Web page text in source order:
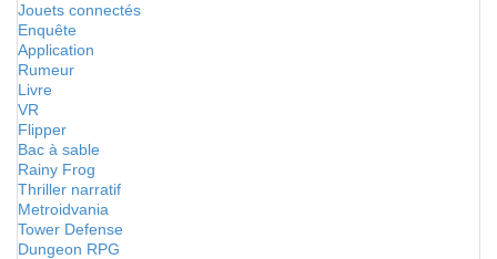
Jouets connectés
Enquête
Application
Rumeur
Livre
VR
Flipper
Bac à sable
Rainy Frog
Thriller narratif
Metroidvania
Tower Defense
Dungeon RPG